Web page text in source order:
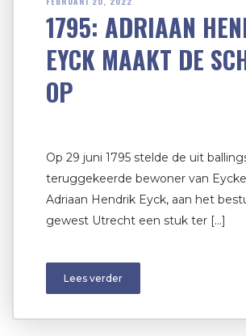
1795: ADRIAAN
EYCK MAAKT DE
OP
Op 29 juni 1795 stelde de uit
teruggekeerde bewoner van
Adriaan Hendrik Eyck, aan het
gewest Utrecht een stuk ter […]
Lees verder